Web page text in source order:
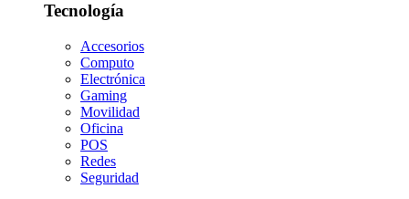
Tecnología
Accesorios
Computo
Electrónica
Gaming
Movilidad
Oficina
POS
Redes
Seguridad